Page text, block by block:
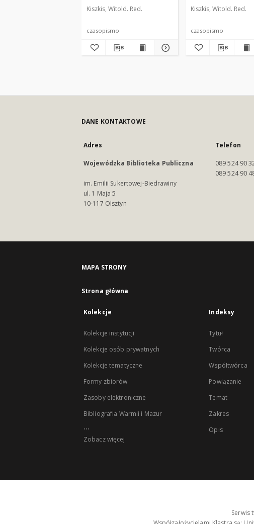
Kiszkis, Witold. Red.
czasopismo
Kiszkis, Witold. Red.
czasopismo
DANE KONTAKTOWE
Adres
Wojewódzka Biblioteka Publiczna
im. Emilii Sukertowej-Biedrawiny
ul. 1 Maja 5
10-117 Olsztyn
Telefon
089 524 90
089 524 90
MAPA STRONY
Strona główna
Kolekcje
Kolekcje instytucji
Kolekcje osób prywatnych
Kolekcje tematyczne
Formy zbiorów
Zasoby elektroniczne
Bibliografia Warmii i Mazur
...
Zobacz więcej
Indeksy
Tytuł
Twórca
Współtwórca
Powiązanie
Temat
Zakres
Opis
Serwis